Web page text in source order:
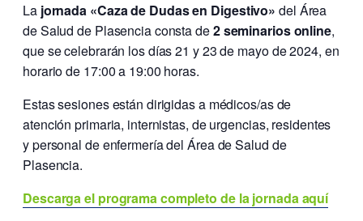
La jornada «Caza de Dudas en Digestivo» del Área
de Salud de Plasencia consta de2 seminarios online,
que se celebrarán los días 21 y 23 de mayo de 2024, en
horario de 17:00 a 19:00 horas.
Estas sesiones están dirigidas a médicos/as de
atención primaria, internistas, de urgencias, residentes
y personal de enfermería del Área de Salud de
Plasencia.
Descarga el programa completo de la jornada aquí